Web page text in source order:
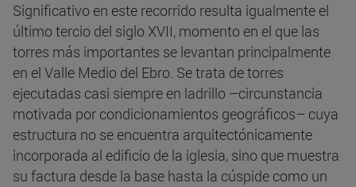
Significativo en este recorrido resulta igualmente el
último tercio del siglo XVII, momento en el que las
torres más importantes se levantan principalmente
en el Valle Medio del Ebro. Se trata de torres
ejecutadas casi siempre en ladrillo –circunstancia
motivada por condicionamientos geográficos– cuya
estructura no se encuentra arquitectónicamente
incorporada al edificio de la iglesia, sino que muestra
su factura desde la base hasta la cúspide como un